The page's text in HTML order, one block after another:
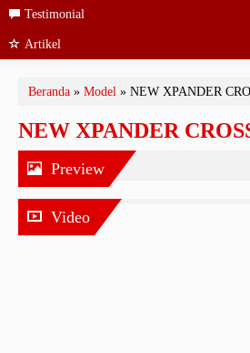
Testimonial
Artikel
Beranda » Model » NEW XPANDER
NEW XPANDER
Preview
Video